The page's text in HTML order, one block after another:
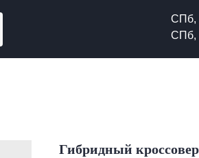
СПб,
СПб,
Гибридный